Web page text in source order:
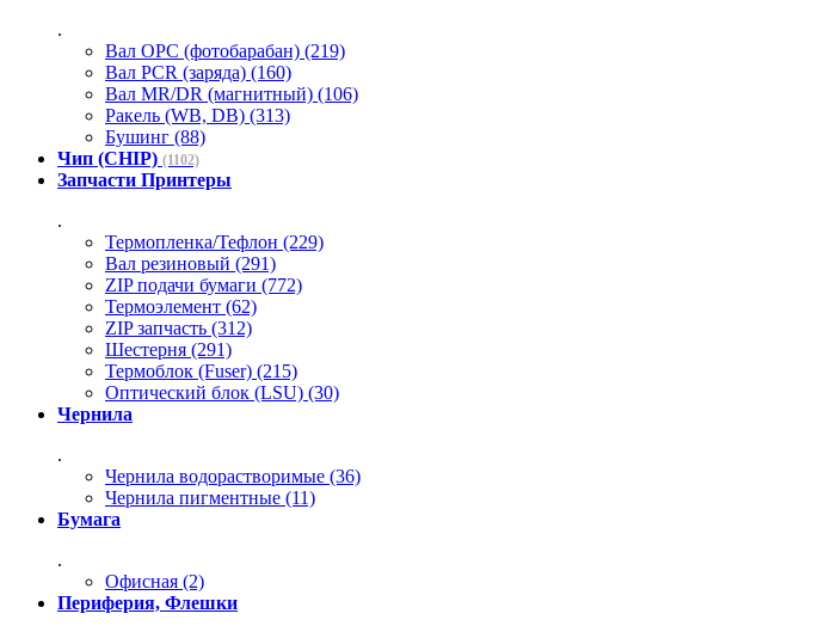
.
Вал OPC (фотобарабан) (219)
Вал PCR (заряда) (160)
Вал MR/DR (магнитный) (106)
Ракель (WB, DB) (313)
Бушинг (88)
Чип (CHIP) (1102)
Запчасти Принтеры
.
Термопленка/Тефлон (229)
Вал резиновый (291)
ZIP подачи бумаги (772)
Термоэлемент (62)
ZIP запчасть (312)
Шестерня (291)
Термоблок (Fuser) (215)
Оптический блок (LSU) (30)
Чернила
.
Чернила водорастворимые (36)
Чернила пигментные (11)
Бумага
.
Офисная (2)
Периферия, Флешки